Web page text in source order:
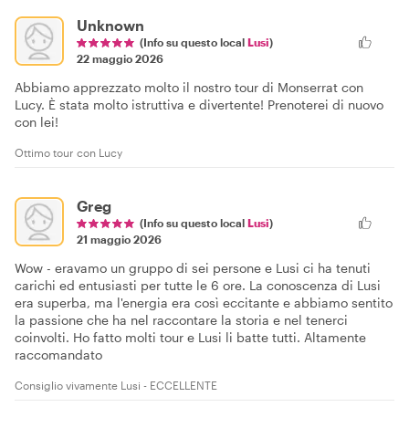
Unknown
(Info su questo local Lusi)
22 maggio 2026
Abbiamo apprezzato molto il nostro tour di Monserrat con
Lucy. È stata molto istruttiva e divertente! Prenoterei di nuovo
con lei!
Ottimo tour con Lucy
Greg
(Info su questo local Lusi)
21 maggio 2026
Wow - eravamo un gruppo di sei persone e Lusi ci ha tenuti
carichi ed entusiasti per tutte le 6 ore. La conoscenza di Lusi
era superba, ma l'energia era così eccitante e abbiamo sentito
la passione che ha nel raccontare la storia e nel tenerci
coinvolti. Ho fatto molti tour e Lusi li batte tutti. Altamente
raccomandato
Consiglio vivamente Lusi - ECCELLENTE